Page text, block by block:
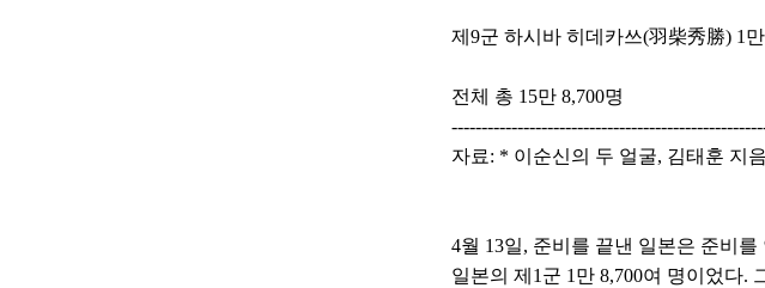
제9군 하시바 히데카쓰(羽柴秀勝) 1만
전체 총 15만 8,700명
자료: * 이순신의 두 얼굴, 김태훈 지
4월 13일, 준비를 끝낸 일본은 준비
일본의 제1군 1만 8,700여 명이었다.